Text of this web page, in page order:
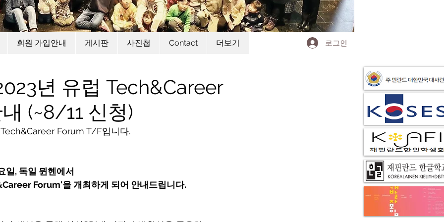
회원 가입안내 게시판 사진첩 Contact 더보기 로그인
년 유럽 Tech&Career
(~8/11 신청)
Forum T/F입니다.
일, 독일 뮌헨에서
Forum'을 개최하게 되어 안내드립니다.